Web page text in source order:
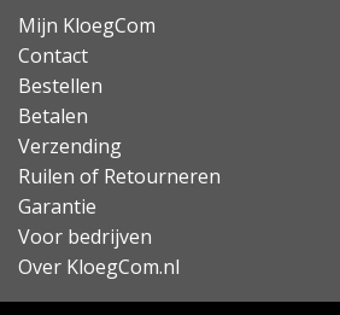
Mijn KloegCom
Contact
Bestellen
Betalen
Verzending
Ruilen of Retourneren
Garantie
Voor bedrijven
Over KloegCom.nl